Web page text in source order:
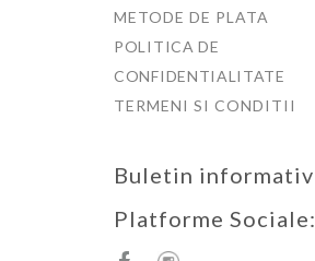
METODE DE PLATA
POLITICA DE
CONFIDENTIALITATE
TERMENI SI CONDITII
Buletin informativ
Platforme Sociale: